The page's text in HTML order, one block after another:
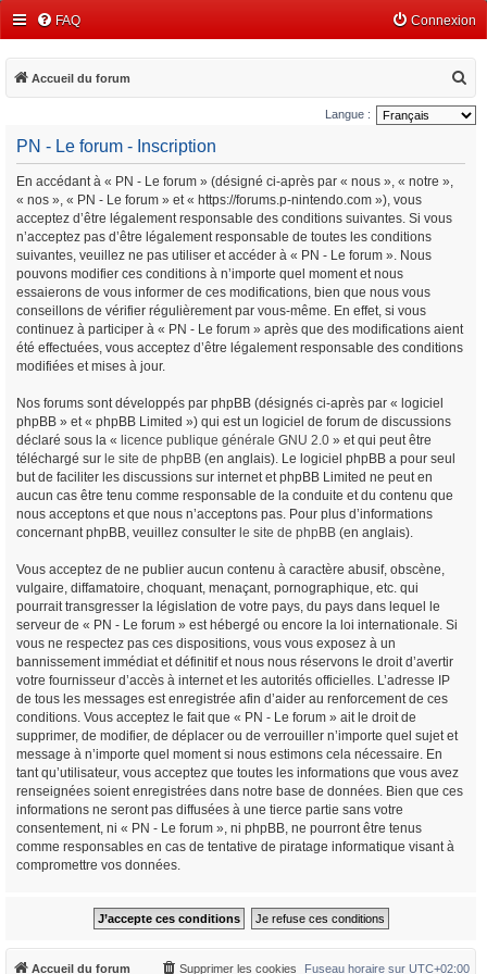
FAQ Connexion
Accueil du forum
e
c
Langue :
PN - Le forum - Inscription
En accédant à « PN - Le forum » (désigné ci-après par « nous », « notre »,
« nos », « PN - Le forum » et « https://forums.p-nintendo.com »), vous
acceptez d’être légalement responsable des conditions suivantes. Si vous
n’acceptez pas d’être légalement responsable de toutes les conditions
suivantes, veuillez ne pas utiliser et accéder à « PN - Le forum ». Nous
pouvons modifier ces conditions à n’importe quel moment et nous
essaierons de vous informer de ces modifications, bien que nous vous
conseillons de vérifier régulièrement par vous-même. En effet, si vous
continuez à participer à « PN - Le forum » après que des modifications aient
été effectuées, vous acceptez d’être légalement responsable des conditions
modifiées et mises à jour.
Nos forums sont développés par phpBB (désignés ci-après par « logiciel
phpBB » et « phpBB Limited ») qui est un logiciel de forum de discussions
déclaré sous la « licence publique générale GNU 2.0 » et qui peut être
téléchargé sur le site de phpBB (en anglais). Le logiciel phpBB a pour seul
but de faciliter les discussions sur internet et phpBB Limited ne peut en
aucun cas être tenu comme responsable de la conduite et du contenu que
nous acceptons et que nous n’acceptons pas. Pour plus d’informations
concernant phpBB, veuillez consulter le site de phpBB (en anglais).
Vous acceptez de ne publier aucun contenu à caractère abusif, obscène,
vulgaire, diffamatoire, choquant, menaçant, pornographique, etc. qui
pourrait transgresser la législation de votre pays, du pays dans lequel le
serveur de « PN - Le forum » est hébergé ou encore la loi internationale. Si
vous ne respectez pas ces dispositions, vous vous exposez à un
bannissement immédiat et définitif et nous nous réservons le droit d’avertir
votre fournisseur d’accès à internet et les autorités officielles. L’adresse IP
de tous les messages est enregistrée afin d’aider au renforcement de ces
conditions. Vous acceptez le fait que « PN - Le forum » ait le droit de
supprimer, de modifier, de déplacer ou de verrouiller n’importe quel sujet et
message à n’importe quel moment si nous estimons cela nécessaire. En
tant qu’utilisateur, vous acceptez que toutes les informations que vous avez
renseignées soient enregistrées dans notre base de données. Bien que ces
informations ne seront pas diffusées à une tierce partie sans votre
consentement, ni « PN - Le forum », ni phpBB, ne pourront être tenus
comme responsables en cas de tentative de piratage informatique visant à
compromettre vos données.
Accueil du forum Fuseau horaire sur UTC+02:00
Supprimer les cookies